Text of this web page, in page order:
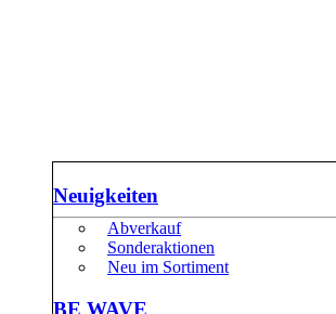
Neuigkeiten
Abverkauf
Sonderaktionen
Neu im Sortiment
BE WAVE